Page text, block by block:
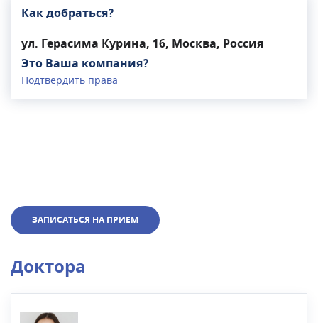
Как добраться?
ул. Герасима Курина, 16, Москва, Россия
Это Ваша компания?
Подтвердить права
ЗАПИСАТЬСЯ НА ПРИЕМ
Доктора